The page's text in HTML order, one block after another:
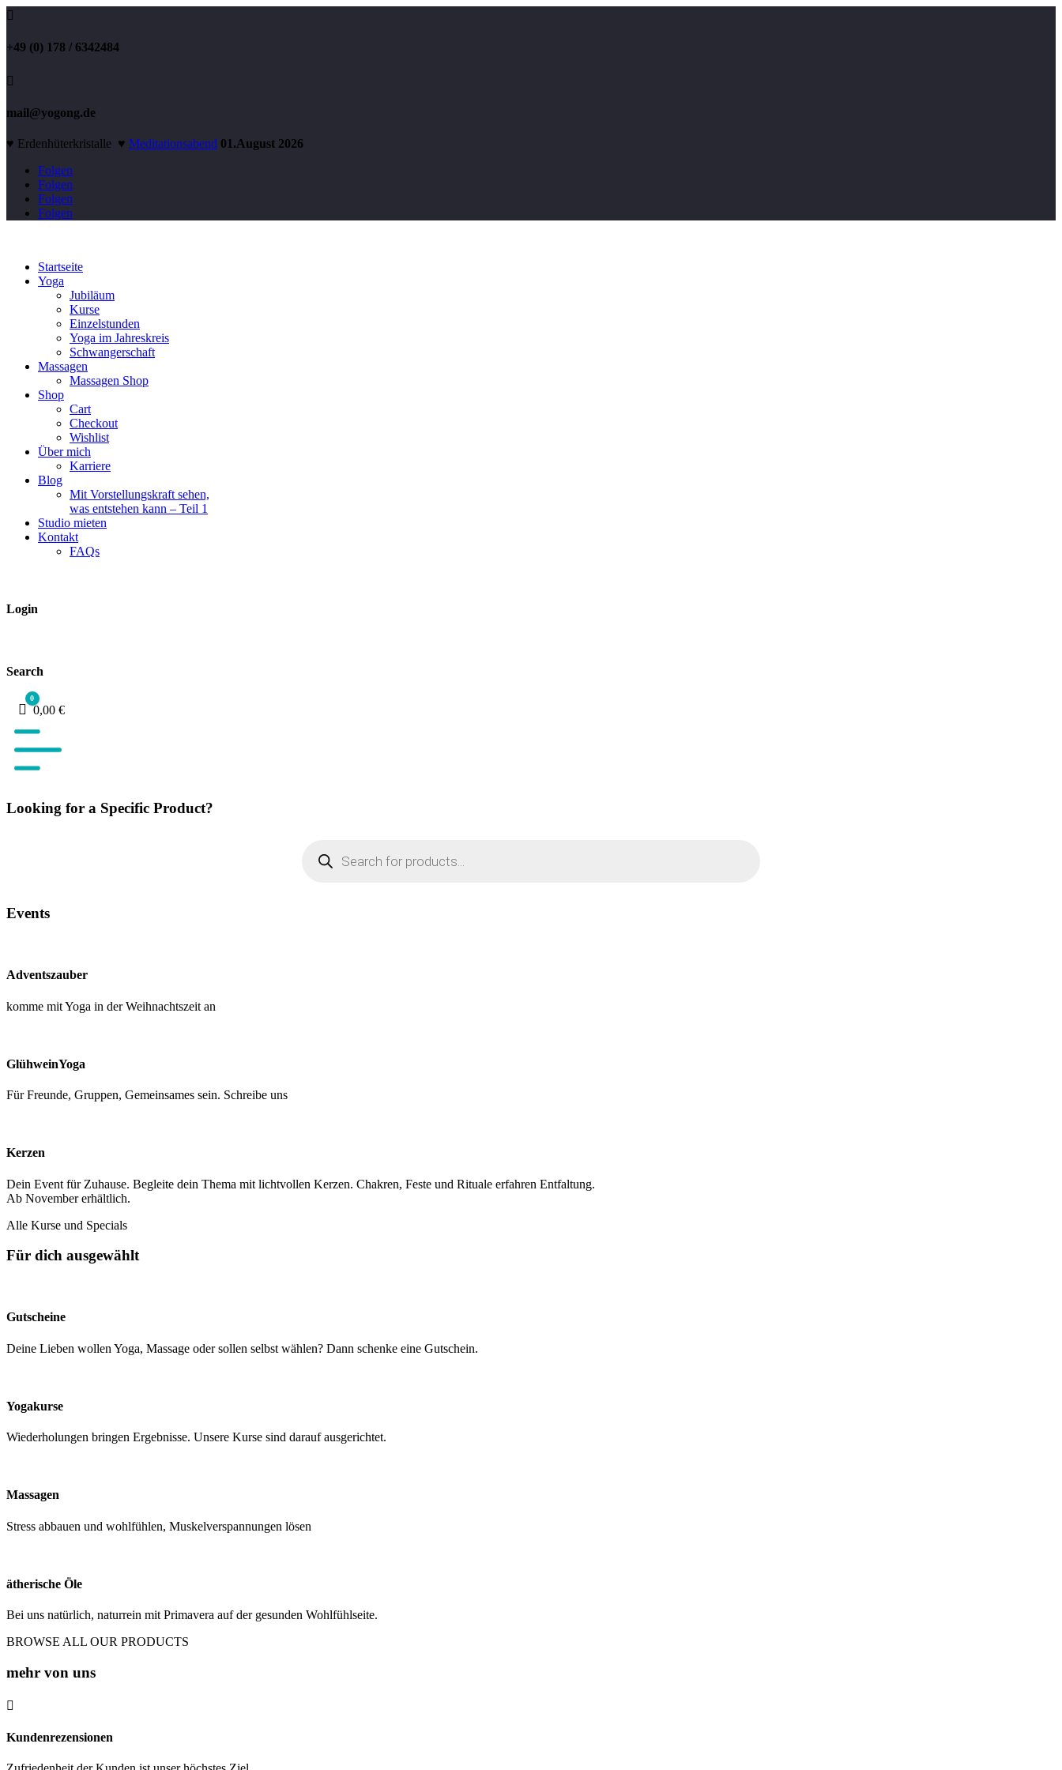

+49 (0) 178 / 6342484

mail@yogong.de
♥ Erdenhüterkristalle ♥ Meditationsabend 01.August 2026
Folgen
Folgen
Folgen
Folgen
Startseite
Yoga
Jubiläum
Kurse
Einzelstunden
Yoga im Jahreskreis
Schwangerschaft
Massagen
Massagen Shop
Shop
Cart
Checkout
Wishlist
Über mich
Karriere
Blog
Mit Vorstellungskraft sehen,
was entstehen kann – Teil 1
Studio mieten
Kontakt
FAQs
Login
Search
Warenkorb
0
0,00 €
Looking for a Specific Product?
search
Events
Adventszauber
komme mit Yoga in der Weihnachtszeit an
GlühweinYoga
Für Freunde, Gruppen, Gemeinsames sein. Schreibe uns
Kerzen
Dein Event für Zuhause. Begleite dein Thema mit lichtvollen Kerzen. Chakren, Feste und Rituale erfahren Entfaltung.
Ab November erhältlich.
Alle Kurse und Specials
Für dich ausgewählt
Gutscheine
Deine Lieben wollen Yoga, Massage oder sollen selbst wählen? Dann schenke eine Gutschein.
Yogakurse
Wiederholungen bringen Ergebnisse. Unsere Kurse sind darauf ausgerichtet.
Massagen
Stress abbauen und wohlfühlen, Muskelverspannungen lösen
ätherische Öle
Bei uns natürlich, naturrein mit Primavera auf der gesunden Wohlfühlseite.
BROWSE ALL OUR PRODUCTS
mehr von uns

Kundenrezensionen